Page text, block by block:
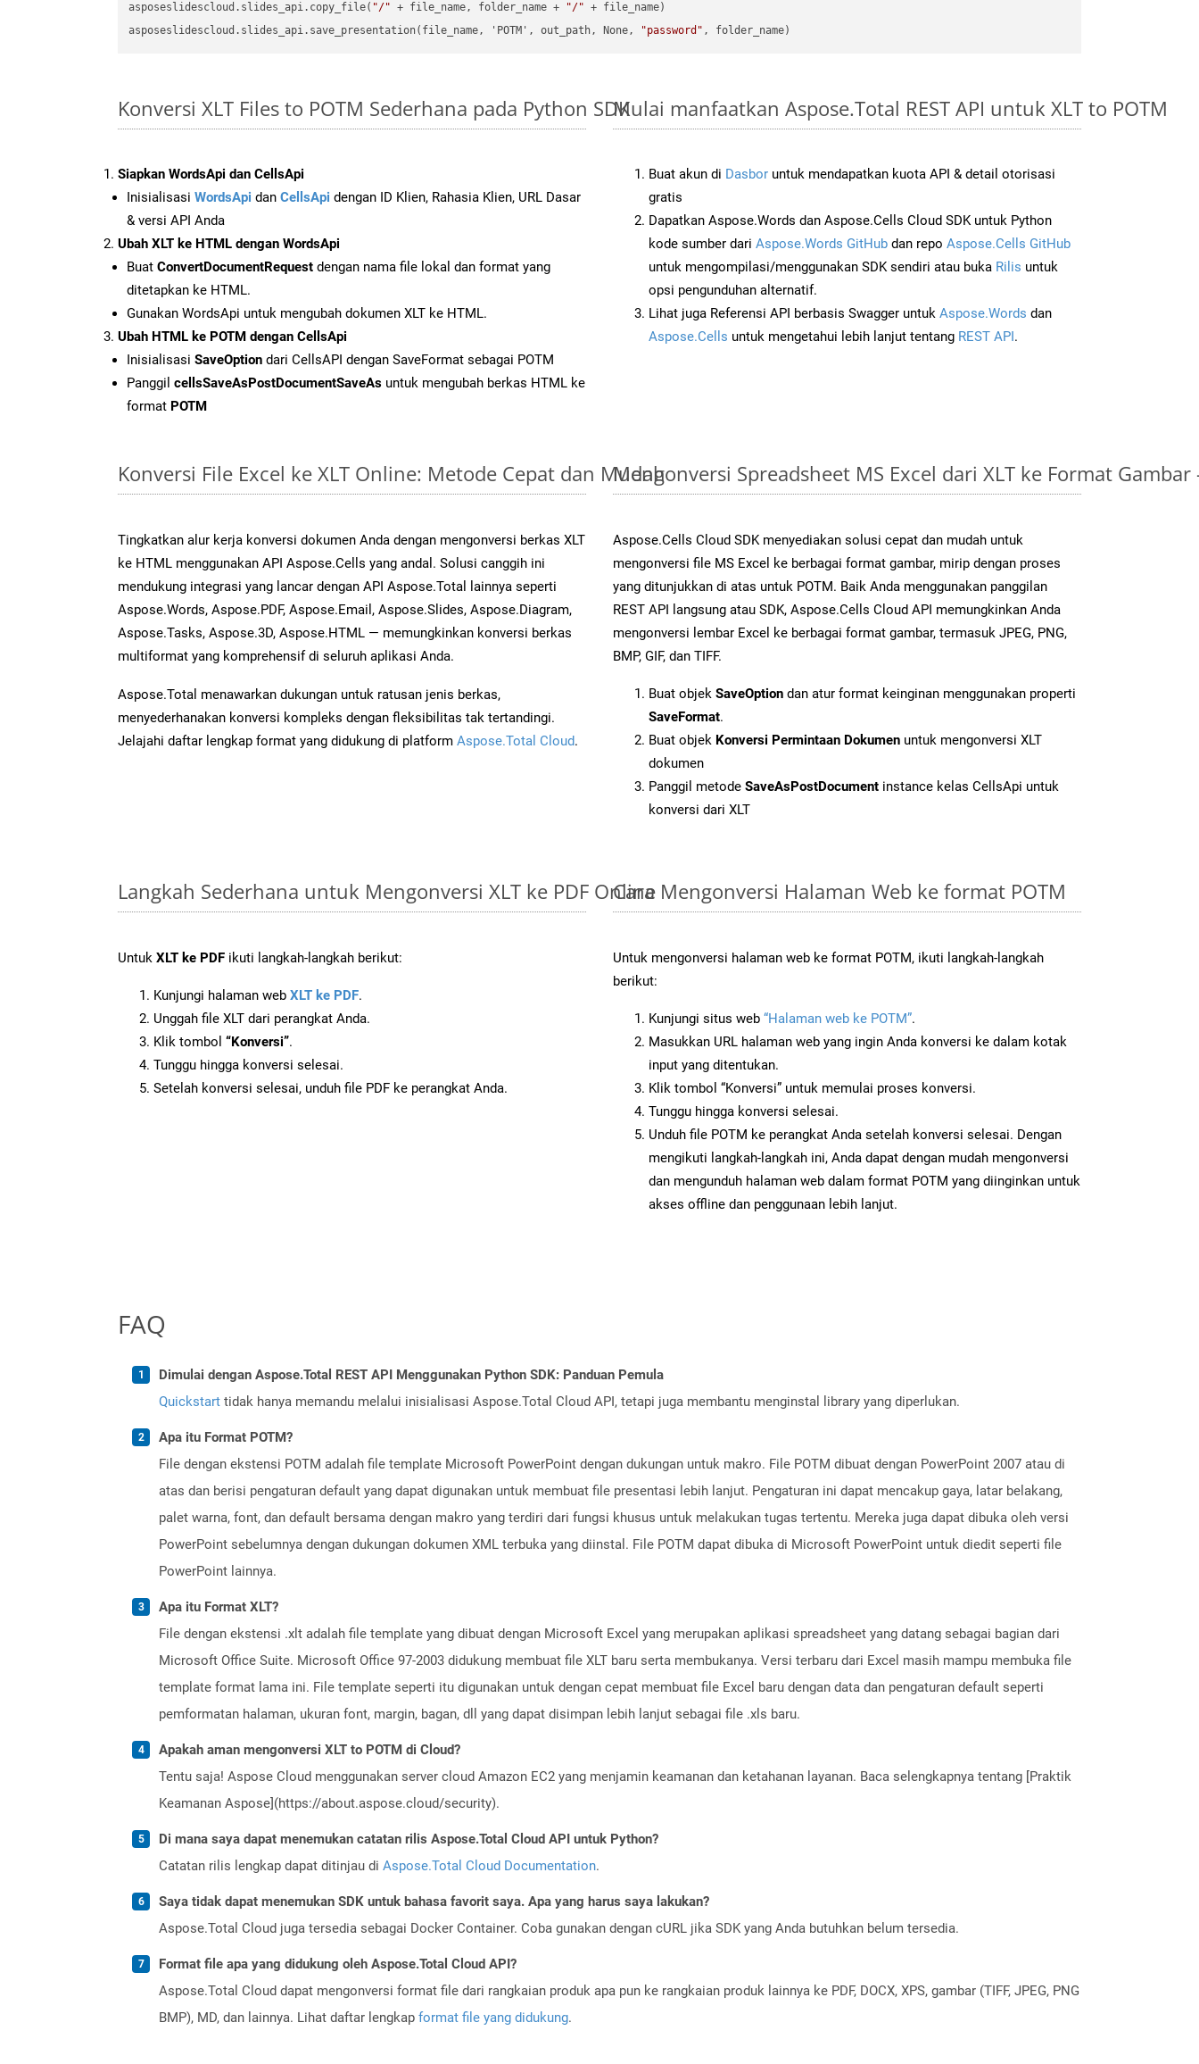
asposeslidescloud.slides_api.copy_file( "/" + file_name, folder_name + "/" + file_name)
asposeslidescloud.slides_api.save_presentation(file_name, 'POTM', out_path, None,
"password"
Konversi XLT Files to POTM Sederhana pada Python SDK
Siapkan WordsApi dan CellsApi
Inisialisasi WordsApi dan CellsApi dengan ID Klien, Rahasia Klien, URL Dasar
& versi API Anda
Ubah XLT ke HTML dengan WordsApi
Buat ConvertDocumentRequest dengan nama file lokal dan format yang
ditetapkan ke HTML.
Gunakan WordsApi untuk mengubah dokumen XLT ke HTML.
Ubah HTML ke POTM dengan CellsApi
Inisialisasi SaveOption dari CellsAPI dengan SaveFormat sebagai POTM
Panggil cellsSaveAsPostDocumentSaveAs untuk mengubah berkas HTML ke
format POTM
Mulai manfaatkan Aspose.Total REST API untuk XLT to POTM
Buat akun di Dasbor untuk mendapatkan kuota API & detail otorisasi
gratis
Dapatkan Aspose.Words dan Aspose.Cells Cloud SDK untuk Python
kode sumber dari Aspose.Words GitHub dan repo Aspose.Cells GitHub
untuk mengompilasi/menggunakan SDK sendiri atau buka Rilis untuk
opsi pengunduhan alternatif.
Lihat juga Referensi API berbasis Swagger untuk Aspose.Words dan
Aspose.Cells untuk mengetahui lebih lanjut tentang REST API.
Konversi File Excel ke XLT Online: Metode Cepat dan Mudah
Tingkatkan alur kerja konversi dokumen Anda dengan mengonversi berkas XLT
ke HTML menggunakan API Aspose.Cells yang andal. Solusi canggih ini
mendukung integrasi yang lancar dengan API Aspose.Total lainnya seperti
Aspose.Words, Aspose.PDF, Aspose.Email, Aspose.Slides, Aspose.Diagram,
Aspose.Tasks, Aspose.3D, Aspose.HTML — memungkinkan konversi berkas
multiformat yang komprehensif di seluruh aplikasi Anda.
Aspose.Total menawarkan dukungan untuk ratusan jenis berkas,
menyederhanakan konversi kompleks dengan fleksibilitas tak tertandingi.
Jelajahi daftar lengkap format yang didukung di platform Aspose.Total Cloud.
Mengonversi Spreadsheet MS Excel dari XLT ke Format
Aspose.Cells Cloud SDK menyediakan solusi cepat dan mudah untuk
mengonversi file MS Excel ke berbagai format gambar, mirip dengan proses
yang ditunjukkan di atas untuk POTM. Baik Anda menggunakan panggilan
REST API langsung atau SDK, Aspose.Cells Cloud API memungkinkan Anda
mengonversi lembar Excel ke berbagai format gambar, termasuk JPEG, PNG,
BMP, GIF, dan TIFF.
Buat objek SaveOption dan atur format keinginan menggunakan properti
SaveFormat.
Buat objek Konversi Permintaan Dokumen untuk mengonversi XLT
dokumen
Panggil metode SaveAsPostDocument instance kelas CellsApi untuk
konversi dari XLT
Langkah Sederhana untuk Mengonversi XLT ke PDF Online
Untuk XLT ke PDF ikuti langkah-langkah berikut:
Kunjungi halaman web XLT ke PDF.
Unggah file XLT dari perangkat Anda.
Klik tombol “Konversi”.
Tunggu hingga konversi selesai.
Setelah konversi selesai, unduh file PDF ke perangkat Anda.
Cara Mengonversi Halaman Web ke format POTM
Untuk mengonversi halaman web ke format POTM, ikuti langkah-langkah
berikut:
Kunjungi situs web “Halaman web ke POTM”.
Masukkan URL halaman web yang ingin Anda konversi ke dalam kotak
input yang ditentukan.
Klik tombol “Konversi” untuk memulai proses konversi.
Tunggu hingga konversi selesai.
Unduh file POTM ke perangkat Anda setelah konversi selesai. Dengan
mengikuti langkah-langkah ini, Anda dapat dengan mudah mengonversi
dan mengunduh halaman web dalam format POTM yang diinginkan untuk
akses offline dan penggunaan lebih lanjut.
FAQ
Dimulai dengan Aspose.Total REST API Menggunakan Python SDK: Panduan Pemula
Quickstart tidak hanya memandu melalui inisialisasi Aspose.Total Cloud API, tetapi juga membantu menginstal library yang diperlukan.
Apa itu Format POTM?
File dengan ekstensi POTM adalah file template Microsoft PowerPoint dengan dukungan untuk makro. File POTM dibuat dengan PowerPoint 2007 atau di
atas dan berisi pengaturan default yang dapat digunakan untuk membuat file presentasi lebih lanjut. Pengaturan ini dapat mencakup gaya, latar belakang,
palet warna, font, dan default bersama dengan makro yang terdiri dari fungsi khusus untuk melakukan tugas tertentu. Mereka juga dapat dibuka oleh versi
PowerPoint sebelumnya dengan dukungan dokumen XML terbuka yang diinstal. File POTM dapat dibuka di Microsoft PowerPoint untuk diedit seperti file
PowerPoint lainnya.
Apa itu Format XLT?
File dengan ekstensi .xlt adalah file template yang dibuat dengan Microsoft Excel yang merupakan aplikasi spreadsheet yang datang sebagai bagian dari
Microsoft Office Suite. Microsoft Office 97-2003 didukung membuat file XLT baru serta membukanya. Versi terbaru dari Excel masih mampu membuka file
template format lama ini. File template seperti itu digunakan untuk dengan cepat membuat file Excel baru dengan data dan pengaturan default seperti
pemformatan halaman, ukuran font, margin, bagan, dll yang dapat disimpan lebih lanjut sebagai file .xls baru.
Apakah aman mengonversi XLT to POTM di Cloud?
Tentu saja! Aspose Cloud menggunakan server cloud Amazon EC2 yang menjamin keamanan dan ketahanan layanan. Baca selengkapnya tentang [Praktik
Keamanan Aspose](https://about.aspose.cloud/security).
Di mana saya dapat menemukan catatan rilis Aspose.Total Cloud API untuk Python?
Catatan rilis lengkap dapat ditinjau di Aspose.Total Cloud Documentation.
Saya tidak dapat menemukan SDK untuk bahasa favorit saya. Apa yang harus saya lakukan?
Aspose.Total Cloud juga tersedia sebagai Docker Container. Coba gunakan dengan cURL jika SDK yang Anda butuhkan belum tersedia.
Format file apa yang didukung oleh Aspose.Total Cloud API?
Aspose.Total Cloud dapat mengonversi format file dari rangkaian produk apa pun ke rangkaian produk lainnya ke PDF, DOCX, XPS, gambar (TIFF, JPEG, PNG
BMP), MD, dan lainnya. Lihat daftar lengkap format file yang didukung.